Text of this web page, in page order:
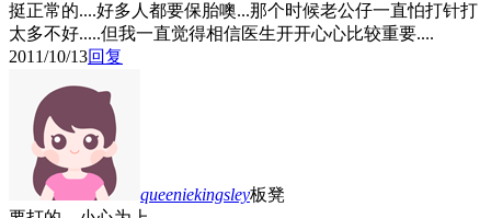
挺正常的....好多人都要保胎噢...那个时候老公仔一直怕打针打
太多不好.....但我一直觉得相信医生开开心心比较重要....
2011/10/13回复
queeniekingsley板凳